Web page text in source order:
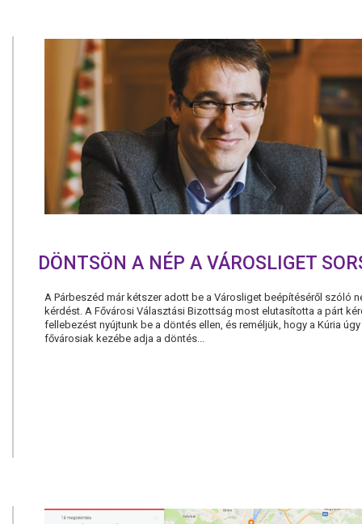
DÖNTSÖN A NÉP A VÁROSLIGET
A Párbeszéd már kétszer adott be a Városliget beépítéséről szóló
kérdést. A Fővárosi Választási Bizottság most elutasította a párt
fellebezést nyújtunk be a döntés ellen, és reméljük, hogy a Kúria
fővárosiak kezébe adja a döntés...